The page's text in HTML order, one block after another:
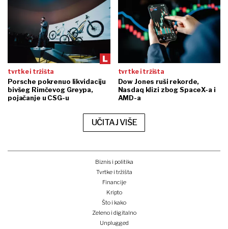
tvrtke i tržišta
Porsche pokrenuo likvidaciju
bivšeg Rimčevog Greypa,
pojačanje u CSG-u
tvrtke i tržišta
Dow Jones ruši rekorde,
Nasdaq klizi zbog SpaceX-a i
AMD-a
UČITAJ VIŠE
Biznis i politika
Tvrtke i tržišta
Financije
Kripto
Što i kako
Zeleno i digitalno
Unplugged